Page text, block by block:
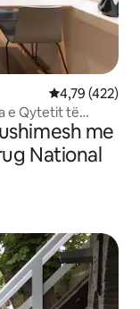
Vlerësimi
4,79 (422)
e Qytetit të
me
National